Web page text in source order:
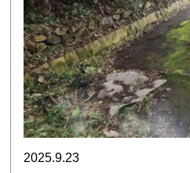
2025.9.23